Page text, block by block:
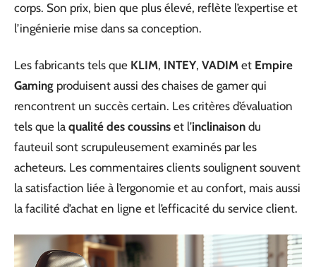
corps. Son prix, bien que plus élevé, reflète l’expertise et
l’ingénierie mise dans sa conception.
Les fabricants tels que KLIM, INTEY, VADIM et Empire
Gaming produisent aussi des chaises de gamer qui
rencontrent un succès certain. Les critères d’évaluation
tels que la qualité des coussins et l’inclinaison du
fauteuil sont scrupuleusement examinés par les
acheteurs. Les commentaires clients soulignent souvent
la satisfaction liée à l’ergonomie et au confort, mais aussi
la facilité d’achat en ligne et l’efficacité du service client.